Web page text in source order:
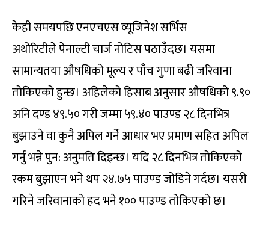
केही समयपछि एनएचएस व्यूजिनेश सर्भिस
अथोरिटीले पेनाल्टी चार्ज नोटिस पठाउँदछ। यसमा
सामान्यतया औषधिको मूल्य र पाँच गुणा बढी जरिवाना
तोकिएको हुन्छ। अहिलेको हिसाब अनुसार औषधिको ९.९०
अनि दण्ड ४९.५० गरी जम्मा ५९.४० पाउण्ड २८ दिनभित्र
बुझाउने वा कुनै अपिल गर्ने आधार भए प्रमाण सहित अपिल
गर्नु भन्ने पुन: अनुमति दिइन्छ। यदि २८ दिनभित्र तोकिएको
रकम बुझाएन भने थप २४.७५ पाउण्ड जोडिने गर्दछ। यसरी
गरिने जरिवानाको हद भने १०० पाउण्ड तोकिएको छ।